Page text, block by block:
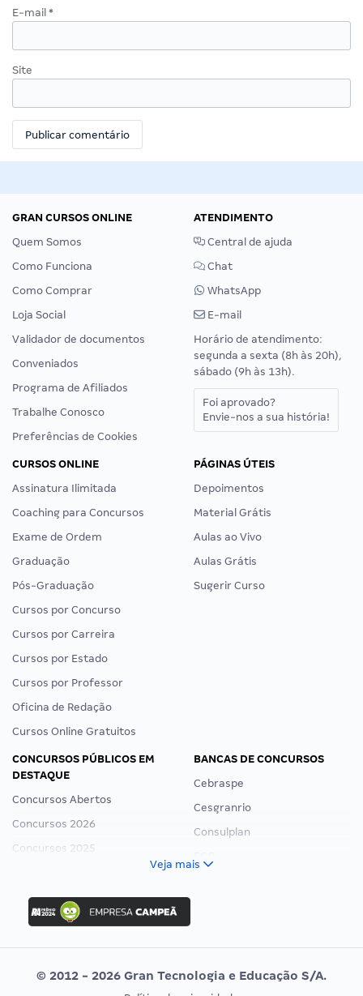
E-mail *
Site
GRAN CURSOS ONLINE
Quem Somos
Como Funciona
Como Comprar
Loja Social
Validador de documentos
Conveniados
Programa de Afiliados
Trabalhe Conosco
Preferências de Cookies
ATENDIMENTO
Central de ajuda
Chat
WhatsApp
E-mail
Horário de atendimento:
segunda a sexta (8h às 20h),
sábado (9h às 13h).
Foi aprovado?
Envie-nos a sua história!
CURSOS ONLINE
Assinatura Ilimitada
Coaching para Concursos
Exame de Ordem
Graduação
Pós-Graduação
Cursos por Concurso
Cursos por Carreira
Cursos por Estado
Cursos por Professor
Oficina de Redação
Cursos Online Gratuitos
PÁGINAS ÚTEIS
Depoimentos
Material Grátis
Aulas ao Vivo
Aulas Grátis
Sugerir Curso
CONCURSOS PÚBLICOS EM
DESTAQUE
Concursos Abertos
Concursos 2026
Concursos 2025
Concurso Ibama
Concurso MPU
Editais publicados
BANCAS DE CONCURSOS
Cebraspe
Cesgranrio
Consulplan
Vunesp
Veja mais
© 2012 - 2026 Gran Tecnologia e Educação S/A.